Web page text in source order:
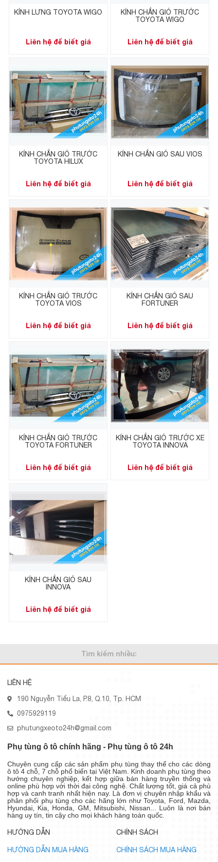
KÍNH LƯNG TOYOTA WIGO
Liên hệ để biết giá
KÍNH CHẮN GIÓ TRƯỚC
TOYOTA WIGO
Liên hệ để biết giá
KÍNH CHẮN GIÓ TRƯỚC
TOYOTA HILUX
Liên hệ để biết giá
KÍNH CHẮN GIÓ SAU VIOS
Liên hệ để biết giá
KÍNH CHẮN GIÓ TRƯỚC
TOYOTA VIOS
Liên hệ để biết giá
KÍNH CHẮN GIÓ SAU
FORTUNER
Liên hệ để biết giá
KÍNH CHẮN GIÓ TRƯỚC
TOYOTA FORTUNER
Liên hệ để biết giá
KÍNH CHẮN GIÓ TRƯỚC XE
TOYOTA INNOVA
Liên hệ để biết giá
KÍNH CHẮN GIÓ SAU
INNOVA
Liên hệ để biết giá
Tìm kiếm nhiều:
LIÊN HỆ
190 Nguyễn Tiểu La, P.8, Q.10, Tp. HCM
0975929119
phutungxeoto24h@gmail.com
Phụ tùng ô tô chính hãng - Phụ tùng ô tô 24h
Chuyên cung cấp các sản phẩm phụ tùng thay thế cho các dòng
ô tô 4 chỗ, 7 chỗ phổ biến tại Việt Nam. Kinh doanh phụ tùng theo
hướng chuyên nghiệp, kết hợp giữa bán hàng truyền thống và
online phù hợp với thời đại công nghệ. Chất lượng tốt, giá cả phù
hợp và canh tranh nhất hiện nay. Là đơn vị chuyên nhập khẩu và
phân phối phụ tùng cho các hãng lớn như Toyota, Ford, Mazda,
Hyundai, Kia, Honda, GM, Mitsubishi, Nissan... Luôn là nơi bán
hàng uy tín, tin cậy cho mọi khách hàng toàn quốc.
HƯỚNG DẪN
HƯỚNG DẪN MUA HÀNG
CHÍNH SÁCH
CHÍNH SÁCH MUA HÀNG